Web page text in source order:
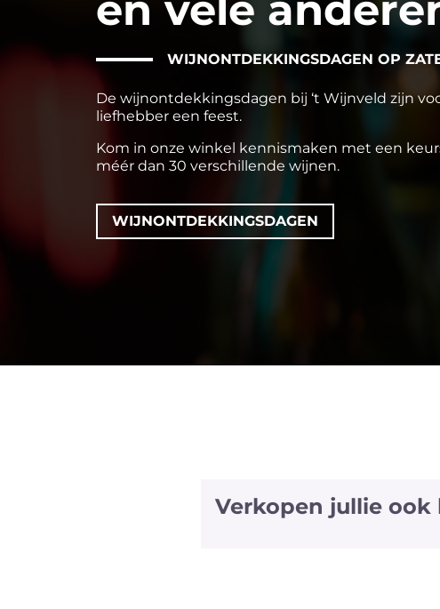
WIJNONTDEKKINGSDAGEN OP
De wijnontdekkingsdagen bij ‘t Wijnveld zijn
liefhebber een feest.
Kom in onze winkel kennismaken met een
méér dan 30 verschillende wijnen.
WIJNONTDEKKINGSDAGEN
Verkopen jullie ook